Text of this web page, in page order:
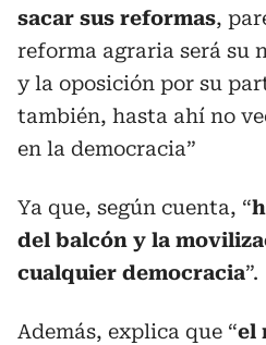
sacar sus reformas,
reforma agraria será su
y la oposición por su
también, hasta ahí no
en la democracia”
Ya que, según cuenta, “
del balcón y la
cualquier democracia”.
Además, explica que “el